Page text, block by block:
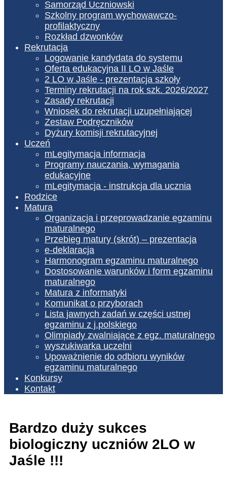
Samorząd Uczniowski
Szkolny program wychowawczo-
profilaktyczny
Rozkład dzwonków
Rekrutacja
Logowanie kandydata do systemu
Oferta edukacyjna II LO w Jaśle
2 LO w Jaśle - prezentacja szkoły
Terminy rekrutacji na rok szk. 2026/2027
Zasady rekrutacji
Wniosek do rekrutacji uzupełniającej
Zestaw Podręczników
Dyżury komisji rekrutacyjnej
Uczeń
mLegitymacja informacja
Programy nauczania, wymagania
edukacyjne
mLegitymacja - instrukcja dla ucznia
Rodzice
Matura
Organizacja i przeprowadzanie egzaminu
maturalnego
Przebieg matury (skrót) – prezentacja
e-deklaracja
Harmonogram egzaminu maturalnego
Dostosowanie warunków i form egzaminu
maturalnego
Matura z informatyki
Komunikat o przyborach
Lista jawnych zadań w części ustnej
egzaminu z j.polskiego
Olimpiady zwalniające z egz. maturalnego
wyszukiwarka uczelni
Upoważnienie do odbioru wyników
egzaminu maturalnego
Konkursy
Kontakt
Bardzo duży sukces
biologiczny uczniów 2LO w
Jaśle !!!